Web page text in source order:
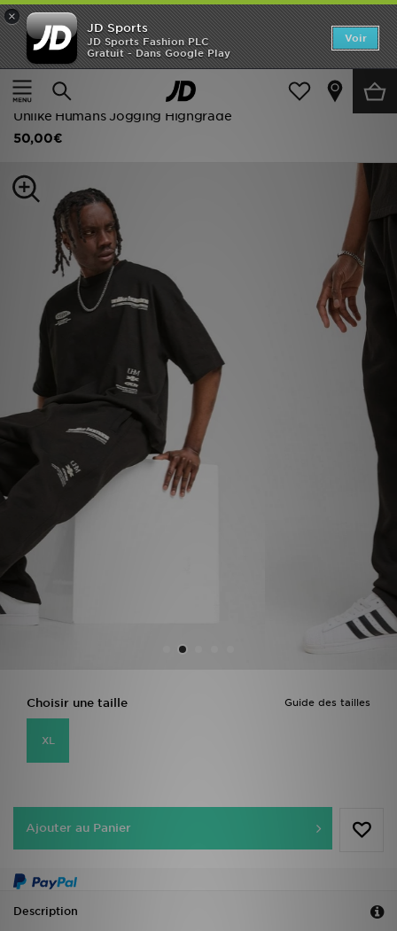
×
JD Sports
JD Sports Fashion PLC
Gratuit - Dans Google Play
Voir
Accueil
Homme
Vêtements Homme
Unlike Humans Jogging Highgrade
50,00€
Guide des tailles
Choisir une taille
XL
Ajouter au Panier
Description
Accueil
Nouveautés
Homme
Enfant
Collections
Marques
Football
PROMOS
Suivre Ma Commande
Service client
Nos Magasins
Télécharge l'Appli